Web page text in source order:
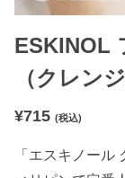
ESKINOL
（クレン
¥715 (税込)
「エスキノール